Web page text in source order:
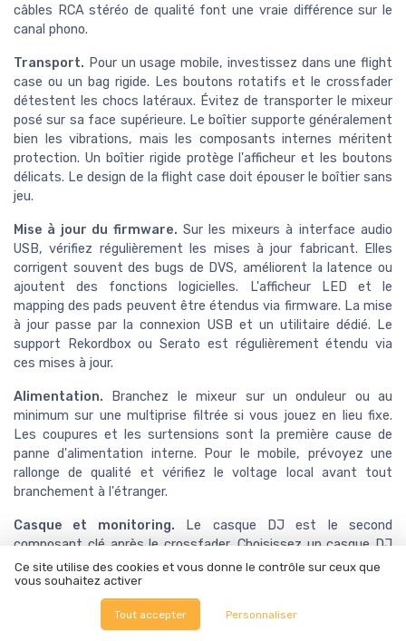
câbles RCA stéréo de qualité font une vraie différence sur le
canal phono.
Transport. Pour un usage mobile, investissez dans une flight
case ou un bag rigide. Les boutons rotatifs et le crossfader
détestent les chocs latéraux. Évitez de transporter le mixeur
posé sur sa face supérieure. Le boîtier supporte généralement
bien les vibrations, mais les composants internes méritent
protection. Un boîtier rigide protège l'afficheur et les boutons
délicats. Le design de la flight case doit épouser le boîtier sans
jeu.
Mise à jour du firmware. Sur les mixeurs à interface audio
USB, vérifiez régulièrement les mises à jour fabricant. Elles
corrigent souvent des bugs de DVS, améliorent la latence ou
ajoutent des fonctions logicielles. L'afficheur LED et le
mapping des pads peuvent être étendus via firmware. La mise
à jour passe par la connexion USB et un utilitaire dédié. Le
support Rekordbox ou Serato est régulièrement étendu via
ces mises à jour.
Alimentation. Branchez le mixeur sur un onduleur ou au
minimum sur une multiprise filtrée si vous jouez en lieu fixe.
Les coupures et les surtensions sont la première cause de
panne d'alimentation interne. Pour le mobile, prévoyez une
rallonge de qualité et vérifiez le voltage local avant tout
branchement à l'étranger.
Casque et monitoring. Le casque DJ est le second
composant clé après le crossfader. Choisissez un casque DJ
fermé, à forte impédance, capable d'encaisser le volume
nécessaire pour pré-écouter en environnement bruyant. Le
réglage de la balance cue/master sur le mixeur permet de
mixer le son cabine et le casque pour le calage. La sortie
Ce site utilise des cookies et vous donne le contrôle sur ceux que
vous souhaitez activer
Tout accepter Personnaliser